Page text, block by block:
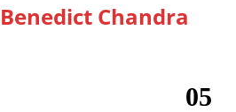
Benedict Chandra
05